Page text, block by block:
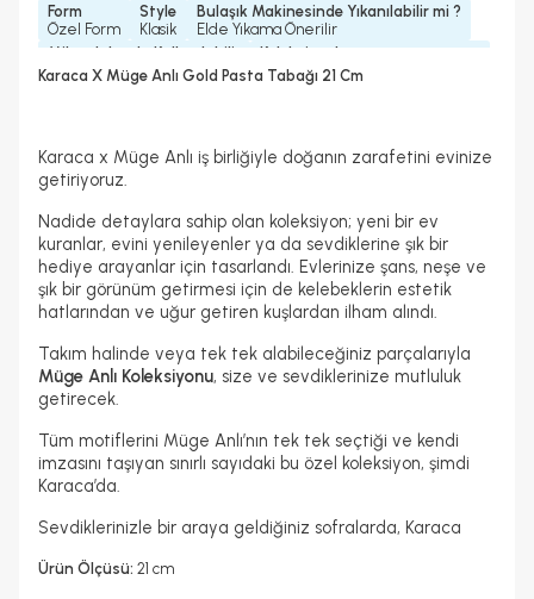
Form
Özel Form
Style
Klasik
Bulaşık Makinesinde Yıkanılabilir mi ?
Elde Yıkama Önerilir
Mikrodalgada Kullanılabilir
Hayır
Koleksiyonlar
Karaca X Müge Anlı Koleksiyonu
Karaca X Müge Anlı Gold Pasta Tabağı 21 Cm
Karaca x Müge Anlı iş birliğiyle doğanın zarafetini evinize
getiriyoruz.
Nadide detaylara sahip olan koleksiyon; yeni bir ev
kuranlar, evini yenileyenler ya da sevdiklerine şık bir
hediye arayanlar için tasarlandı. Evlerinize şans, neşe ve
şık bir görünüm getirmesi için de kelebeklerin estetik
hatlarından ve uğur getiren kuşlardan ilham alındı.
Takım halinde veya tek tek alabileceğiniz parçalarıyla
Müge Anlı Koleksiyonu, size ve sevdiklerinize mutluluk
getirecek.
Tüm motiflerini Müge Anlı’nın tek tek seçtiği ve kendi
imzasını taşıyan sınırlı sayıdaki bu özel koleksiyon, şimdi
Karaca’da.
Sevdiklerinizle bir araya geldiğiniz sofralarda, Karaca
Ürün Ölçüsü: 21 cm